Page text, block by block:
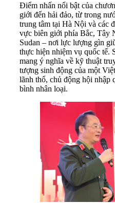
Điểm nhấn nổi bật của
giới đến hải đảo, từ trong
trung tâm tại Hà Nội và các
vực biên giới phía Bắc, Tây
Sudan – nơi lực lượng gìn
thực hiện nhiệm vụ quốc tế.
mang ý nghĩa về kỹ thuật
tượng sinh động của một
lãnh thổ, chủ động hội nhập
bình nhân loại.